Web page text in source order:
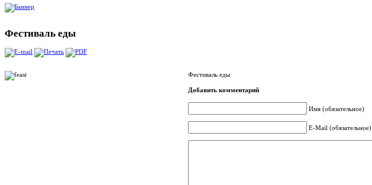
Фестиваль еды
Фестиваль еды
Добавить комментарий
Имя (обязательное)
E-Mail (обязательное)